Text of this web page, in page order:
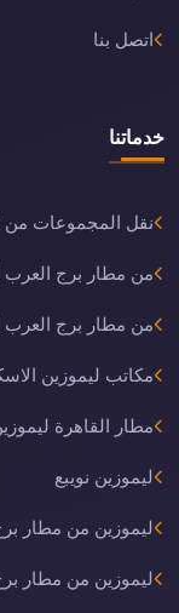
اتصل بنا
خدماتنا
نقل المجموعات من
من مطار برج العرب
من مطار برج العرب
مكاتب ليموزين
مطار القاهرة ليموزين
ليموزين نويبع
ليموزين من مطار
ليموزين من مطار برج